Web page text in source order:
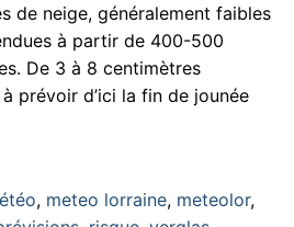
de neige, généralement faibles
à partir de 400-500
De 3 à 8 centimètres
prévoir d’ici la fin de jounée
, meteo lorraine, meteolor,